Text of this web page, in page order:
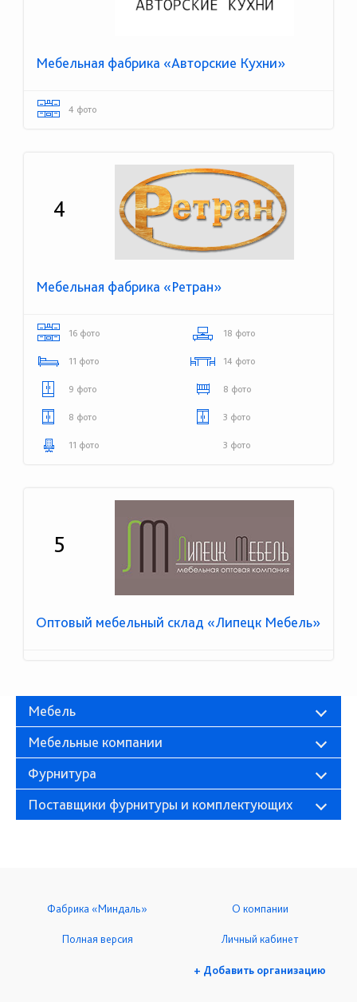
Мебельная фабрика «Авторские Кухни»
4 фото
4
Мебельная фабрика «Ретран»
16 фото 18 фото
11 фото 14 фото
9 фото 8 фото
8 фото 3 фото
11 фото 3 фото
5
Оптовый мебельный склад «Липецк Мебель»
Мебель
Мебельные компании
Фурнитура
Поставщики фурнитуры и комплектующих
Фабрика «Миндаль» О компании
Полная версия Личный кабинет
+ Добавить организацию